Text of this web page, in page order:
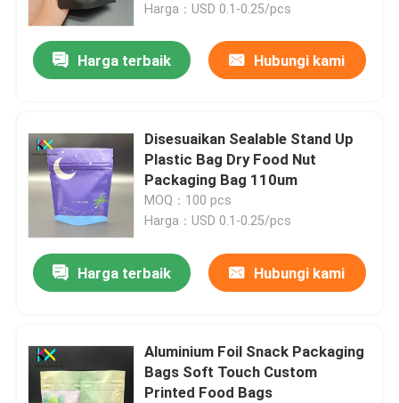
Harga：USD 0.1-0.25/pcs
Harga terbaik Hubungi kami
Disesuaikan Sealable Stand Up
Plastic Bag Dry Food Nut
Packaging Bag 110um
MOQ：100 pcs
Harga：USD 0.1-0.25/pcs
Harga terbaik Hubungi kami
Aluminium Foil Snack Packaging
Bags Soft Touch Custom
Printed Food Bags